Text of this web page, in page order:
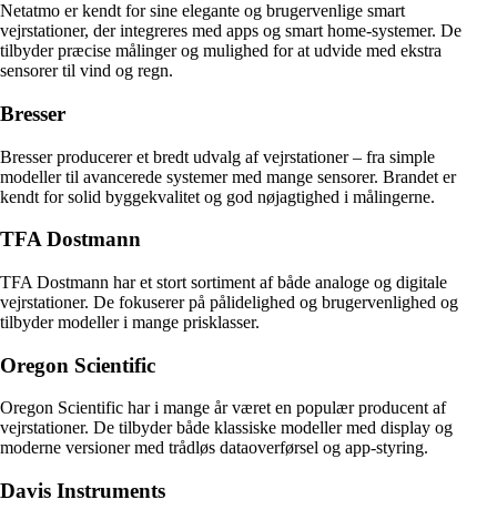
Netatmo er kendt for sine elegante og brugervenlige smart
vejrstationer, der integreres med apps og smart home-systemer. De
tilbyder præcise målinger og mulighed for at udvide med ekstra
sensorer til vind og regn.
Bresser
Bresser producerer et bredt udvalg af vejrstationer – fra simple
modeller til avancerede systemer med mange sensorer. Brandet er
kendt for solid byggekvalitet og god nøjagtighed i målingerne.
TFA Dostmann
TFA Dostmann har et stort sortiment af både analoge og digitale
vejrstationer. De fokuserer på pålidelighed og brugervenlighed og
tilbyder modeller i mange prisklasser.
Oregon Scientific
Oregon Scientific har i mange år været en populær producent af
vejrstationer. De tilbyder både klassiske modeller med display og
moderne versioner med trådløs dataoverførsel og app-styring.
Davis Instruments